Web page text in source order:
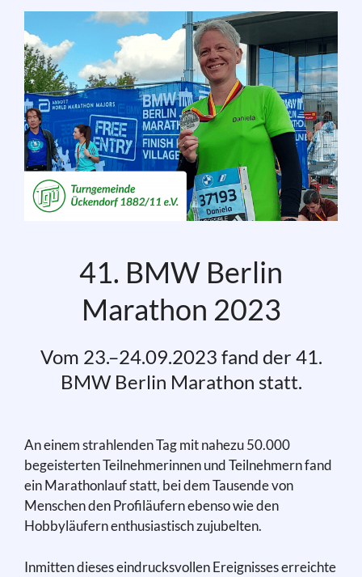
41. BMW Berlin
Marathon 2023
Vom 23.–24.09.2023 fand der 41.
BMW Berlin Marathon statt.
An einem strahlenden Tag mit nahezu 50.000
begeisterten Teilnehmerinnen und Teilnehmern fand
ein Marathonlauf statt, bei dem Tausende von
Menschen den Profiläufern ebenso wie den
Hobbyläufern enthusiastisch zujubelten.
Inmitten dieses eindrucksvollen Ereignisses erreichte